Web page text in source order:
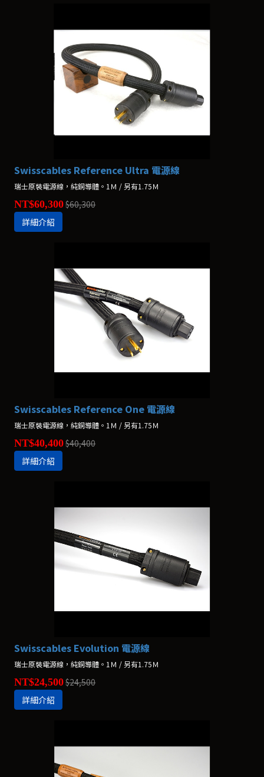
Swisscables Reference Ultra 電源線
瑞士原裝電源線，純銅導體。1Ｍ / 另有1.75Ｍ
NT$60,300$60,300
詳細介紹
Swisscables Reference One 電源線
瑞士原裝電源線，純銅導體。1Ｍ / 另有1.75Ｍ
NT$40,400$40,400
詳細介紹
Swisscables Evolution 電源線
瑞士原裝電源線，純銅導體。1Ｍ / 另有1.75Ｍ
NT$24,500$24,500
詳細介紹